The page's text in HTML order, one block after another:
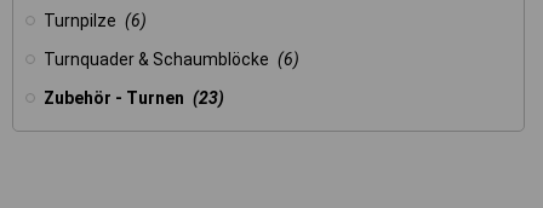
Turnpilze (6)
Turnquader & Schaumblöcke (6)
Zubehör - Turnen (23)